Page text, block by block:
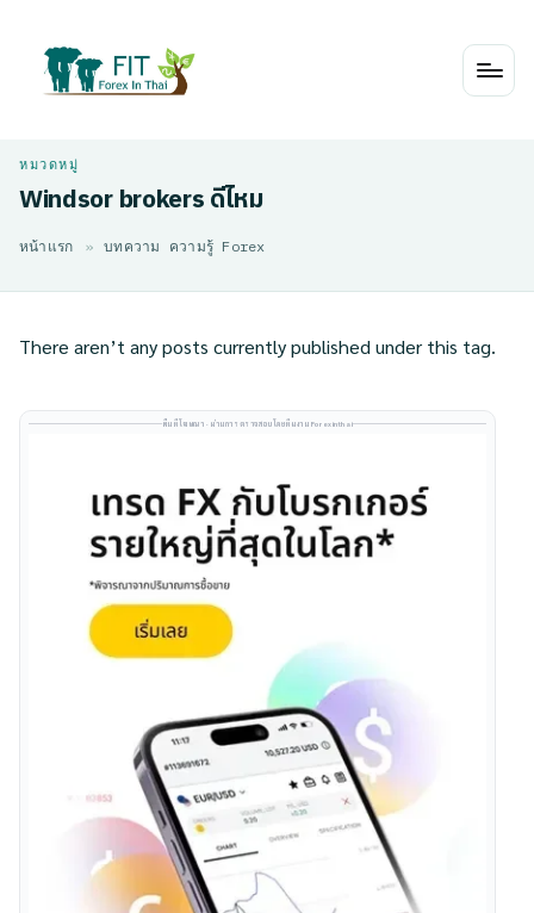
Windsor brokers ดีไหม
หน้าแรก » บทความ ความรู้ Forex
There aren’t any posts currently published under this tag.
พื้นที่โฆษณา · ผ่านการตรวจสอบโดยทีมงาน Forexinthai